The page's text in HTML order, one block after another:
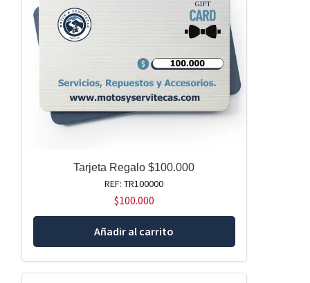
Tarjeta Regalo $100.000
REF: TR100000
$100.000
Añadir al carrito